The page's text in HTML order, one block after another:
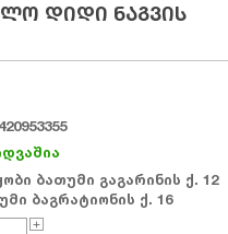
დიდი ნაგვის
ბათუმი გაგარინის ქ. 12
ბაგრატიონის ქ. 16
+